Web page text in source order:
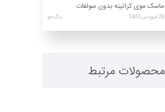
ماسک موی کراتینه بدون سولفات
28فروردین1403 رنگ مو
محصولات مرتبط